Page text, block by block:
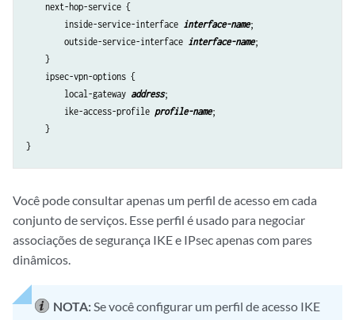
    next-hop-service {
        inside-service-interface
interface-name;
        outside-service-interface
interface-name;
    }
    ipsec-vpn-options {
        local-gateway
address;
        ike-access-profile
profile-name;
    }
Você pode consultar apenas um perfil de acesso em cada
conjunto de serviços. Esse perfil é usado para negociar
associações de segurança IKE e IPsec apenas com pares
dinâmicos.
NOTA:Se você configurar um perfil de acesso IKE